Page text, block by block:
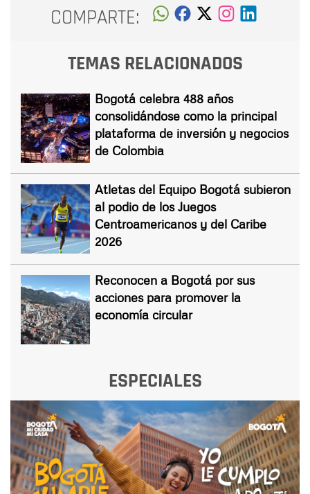
COMPARTE:
TEMAS RELACIONADOS
Bogotá celebra 488 años
consolidándose como la principal
plataforma de inversión y negocios
de Colombia
Atletas del Equipo Bogotá subieron
al podio de los Juegos
Centroamericanos y del Caribe
2026
Reconocen a Bogotá por sus
acciones para promover la
economía circular
ESPECIALES